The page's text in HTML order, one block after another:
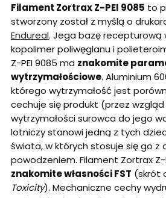
Filament Zortrax Z-PEI 9085 to
stworzony został z myślą o
Endureal. Jega bazę recepturową
kopolimer poliwęglanu i
Z-PEI 9085 ma znakomite
wytrzymałościowe. Aluminium
którego wytrzymałość jest
cechuje się produkt (przez
wytrzymałości surowca do jego
lotniczy stanowi jedną z tych
świata, w których stosuje się go z
powodzeniem. Filament Zortrax Z-
znakomite własności FST (skrót
Toxicity). Mechaniczne cechy